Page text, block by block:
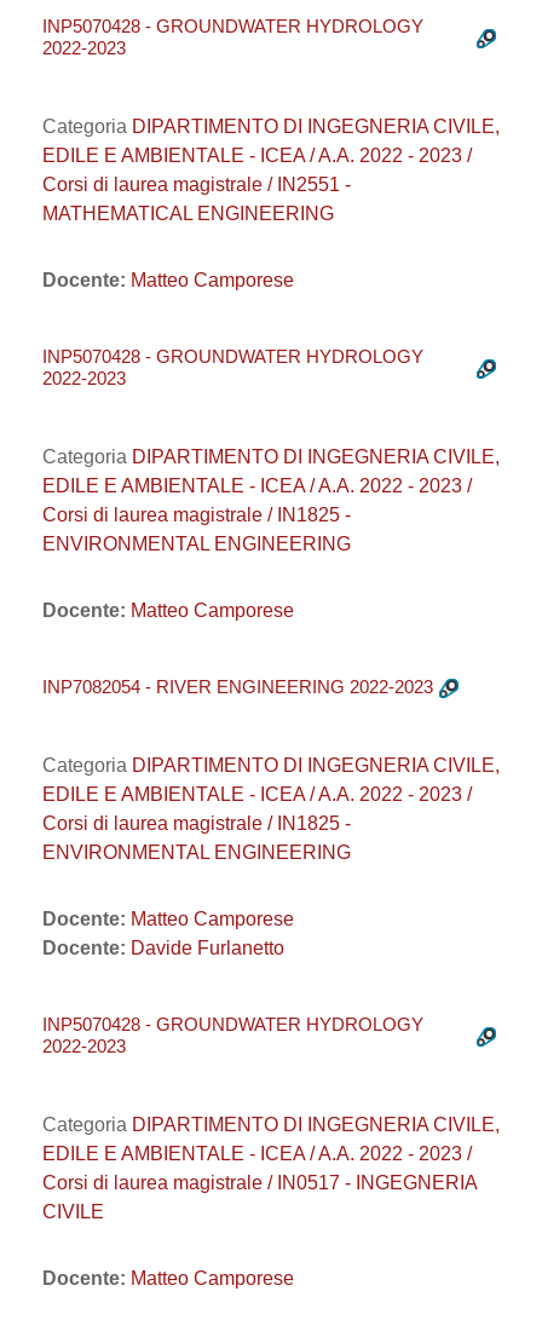
INP5070428 - GROUNDWATER HYDROLOGY
2022-2023
Categoria DIPARTIMENTO DI INGEGNERIA CIVILE,
EDILE E AMBIENTALE - ICEA / A.A. 2022 - 2023 /
Corsi di laurea magistrale / IN2551 -
MATHEMATICAL ENGINEERING
Docente: Matteo Camporese
INP5070428 - GROUNDWATER HYDROLOGY
2022-2023
Categoria DIPARTIMENTO DI INGEGNERIA CIVILE,
EDILE E AMBIENTALE - ICEA / A.A. 2022 - 2023 /
Corsi di laurea magistrale / IN1825 -
ENVIRONMENTAL ENGINEERING
Docente: Matteo Camporese
INP7082054 - RIVER ENGINEERING 2022-2023
Categoria DIPARTIMENTO DI INGEGNERIA CIVILE,
EDILE E AMBIENTALE - ICEA / A.A. 2022 - 2023 /
Corsi di laurea magistrale / IN1825 -
ENVIRONMENTAL ENGINEERING
Docente: Matteo Camporese
Docente: Davide Furlanetto
INP5070428 - GROUNDWATER HYDROLOGY
2022-2023
Categoria DIPARTIMENTO DI INGEGNERIA CIVILE,
EDILE E AMBIENTALE - ICEA / A.A. 2022 - 2023 /
Corsi di laurea magistrale / IN0517 - INGEGNERIA
CIVILE
Docente: Matteo Camporese